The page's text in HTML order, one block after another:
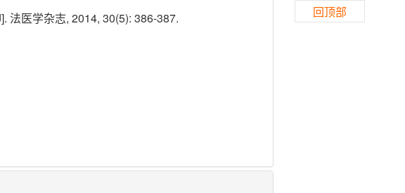
法医学杂志, 2014, 30(5): 386-387.
回顶部